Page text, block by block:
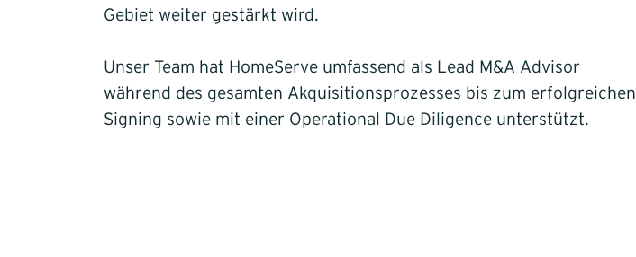
Gebiet weiter gestärkt wird.
Unser Team hat HomeServe umfassend als Lead M&A Advisor
während des gesamten Akquisitionsprozesses bis zum erfolgreichen
Signing sowie mit einer Operational Due Diligence unterstützt.